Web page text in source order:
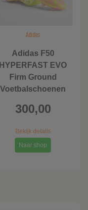
Adidas
Adidas F50
HYPERFAST EVO
Firm Ground
Voetbalschoenen
300,00
Bekijk details
Naar shop